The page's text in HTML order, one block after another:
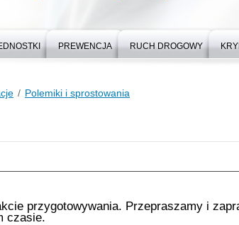
PREWENCJA RUCH DROGOWY
Polemiki i sprostowania
przygotowywania. Przepraszamy i
czasie.